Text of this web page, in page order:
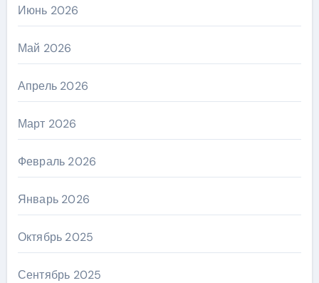
Июнь 2026
Май 2026
Апрель 2026
Март 2026
Февраль 2026
Январь 2026
Октябрь 2025
Сентябрь 2025